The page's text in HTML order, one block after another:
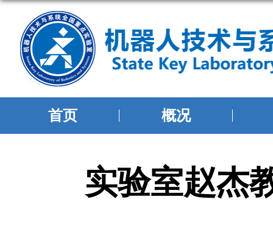
首页 概况
实验室赵杰